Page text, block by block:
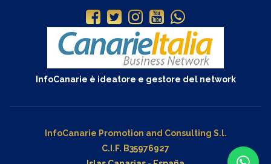
InfoCanarie è ideatore e gestore del network
InfoCanarie Promotion and Consulting S.l.
C.I.F. B35976927